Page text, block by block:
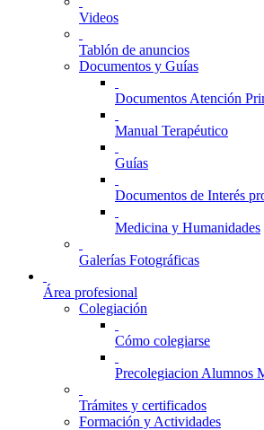
Videos
Tablón de anuncios
Documentos y Guías
Documentos Atención
Manual Terapéutico
Guías
Documentos de Interés
Medicina y Humanidades
Galerías Fotográficas
Área profesional
Colegiación
Cómo colegiarse
Precolegiacion Alumnos
Trámites y certificados
Formación y Actividades